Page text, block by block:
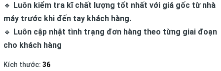
🔹 Luôn kiểm tra kĩ chất lượng tốt nhất với giá gốc từ nhà
máy trước khi đến tay khách hàng.
🔹 Luôn cập nhật tình trạng đơn hàng theo từng giai đoạn
cho khách hàng
Kích thước: 36